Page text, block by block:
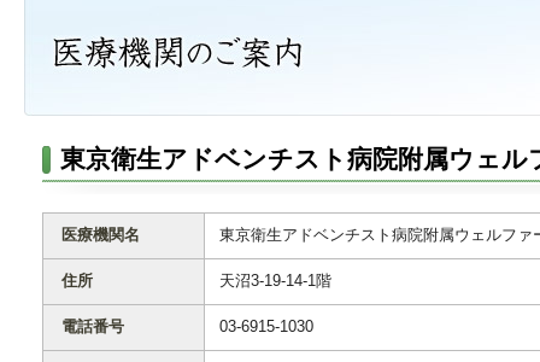
東京衛生アドベンチスト病院附属ウェ
医療機関名 東京衛生アドベンチスト病院附属ウェルファ
住所 天沼3-19-14-1階
電話番号 03-6915-1030